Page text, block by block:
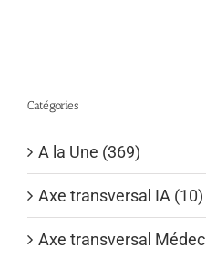
Catégories
A la Une (369)
Axe transversal IA (10)
Axe transversal